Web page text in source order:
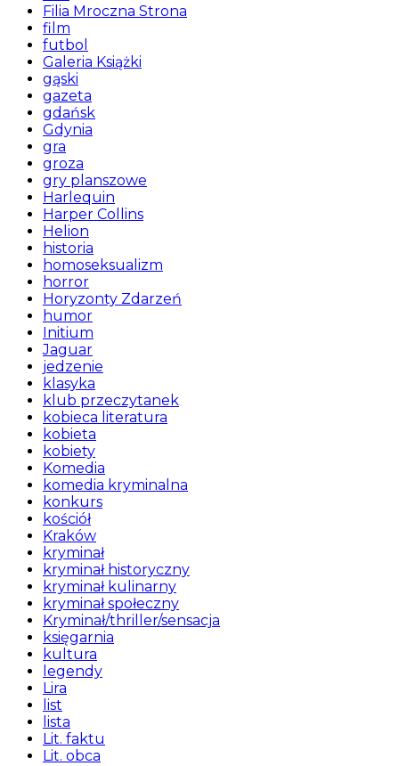
Filia Mroczna Strona
film
futbol
Galeria Książki
gąski
gazeta
gdańsk
Gdynia
gra
groza
gry planszowe
Harlequin
Harper Collins
Helion
historia
homoseksualizm
horror
Horyzonty Zdarzeń
humor
Initium
Jaguar
jedzenie
klasyka
klub przeczytanek
kobieca literatura
kobieta
kobiety
Komedia
komedia kryminalna
konkurs
kościół
Kraków
kryminał
kryminał historyczny
kryminał kulinarny
kryminał społeczny
Kryminał/thriller/sensacja
księgarnia
kultura
legendy
Lira
list
lista
Lit. faktu
Lit. obca